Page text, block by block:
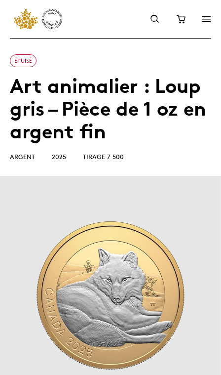
ÉPUISÉ
Art animalier : Loup
gris – Pièce de 1 oz en
argent fin
ARGENT 2025 TIRAGE 7 500